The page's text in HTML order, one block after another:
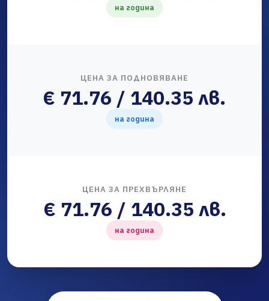
на година
ЦЕНА ЗА ПОДНОВЯВАНЕ
€ 71.76 / 140.35 лв.
на година
ЦЕНА ЗА ПРЕХВЪРЛЯНЕ
€ 71.76 / 140.35 лв.
на година